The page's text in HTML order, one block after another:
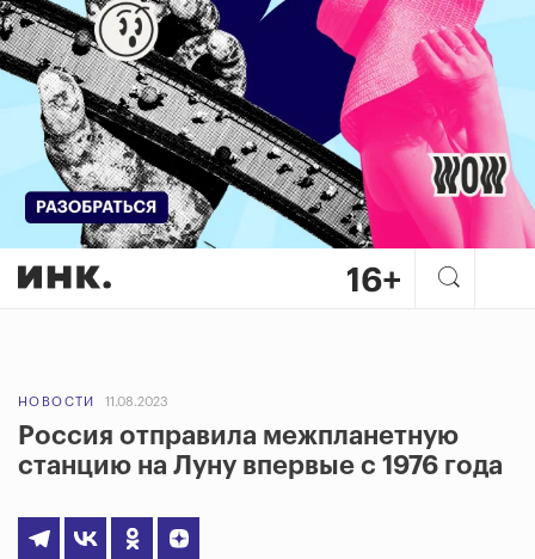
НОВОСТИ 11.08.2023
Россия отправила межпланетную
станцию на Луну впервые с 1976 года